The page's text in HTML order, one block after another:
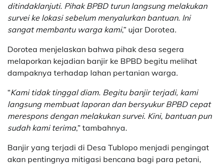
ditindaklanjuti. Pihak BPBD turun langsung melakukan
survei ke lokasi sebelum menyalurkan bantuan. Ini
sangat membantu warga kami,” ujar Dorotea.
Dorotea menjelaskan bahwa pihak desa segera
melaporkan kejadian banjir ke BPBD begitu melihat
dampaknya terhadap lahan pertanian warga.
“Kami tidak tinggal diam. Begitu banjir terjadi, kami
langsung membuat laporan dan bersyukur BPBD cepat
merespons dengan melakukan survei. Kini, bantuan pun
sudah kami terima,” tambahnya.
Banjir yang terjadi di Desa Tublopo menjadi pengingat
akan pentingnya mitigasi bencana bagi para petani,